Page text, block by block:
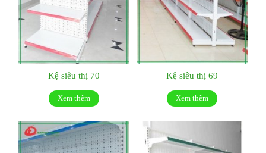
Kệ siêu thị 70
Xem thêm
Kệ siêu thị 69
Xem thêm